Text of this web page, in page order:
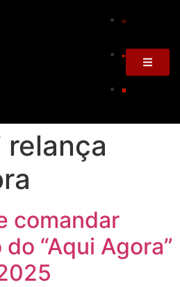
relança
comandar
“Aqui Agora”